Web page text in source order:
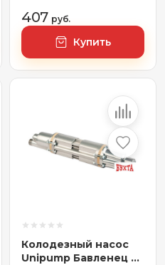
407 руб.
Купить
Колодезный насос
Unipump Бавленец 2